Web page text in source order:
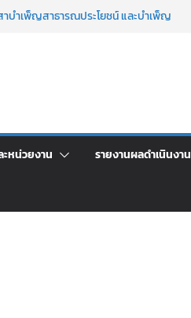
บำเพ็ญสาธารณประโยชน์ และบำเพ็ญ
กงบประมาณ ประเภทเงินรายได้
ปิดบ้าน LRU ครั้งที่ 4 เปิดให้นักเรียน
นาคตที่ใช่
งกับคณะอนุกรรมาธิการ ประจำ
งทำปกปริญญาบัตร จำนวน ๑,๙๗๒ ชุด
หน่วยงาน รายงานผลดำเนินงาน